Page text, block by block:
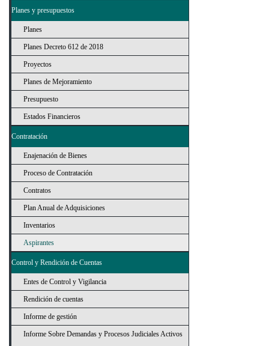
Planes y presupuestos
Planes
Planes Decreto 612 de 2018
Proyectos
Planes de Mejoramiento
Presupuesto
Estados Financieros
Contratación
Enajenación de Bienes
Proceso de Contratación
Contratos
Plan Anual de Adquisiciones
Inventarios
Aspirantes
Control y Rendición de Cuentas
Entes de Control y Vigilancia
Rendición de cuentas
Informe de gestión
Informe Sobre Demandas y Procesos Judiciales Activos